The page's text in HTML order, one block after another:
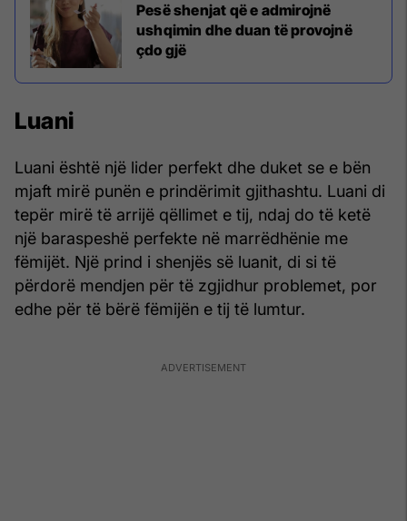
Pesë shenjat që e admirojnë
ushqimin dhe duan të provojnë
çdo gjë
Luani
Luani është një lider perfekt dhe duket se e bën
mjaft mirë punën e prindërimit gjithashtu. Luani di
tepër mirë të arrijë qëllimet e tij, ndaj do të ketë
një baraspeshë perfekte në marrëdhënie me
fëmijët. Një prind i shenjës së luanit, di si të
përdorë mendjen për të zgjidhur problemet, por
edhe për të bërë fëmijën e tij të lumtur.